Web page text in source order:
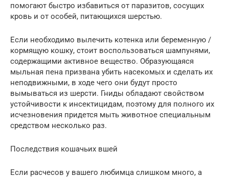
помогают быстро избавиться от паразитов, сосущих
кровь и от особей, питающихся шерстью.
Если необходимо вылечить котенка или беременную /
кормящую кошку, стоит воспользоваться шампунями,
содержащими активное вещество. Образующаяся
мыльная пена призвана убить насекомых и сделать их
неподвижными, в ходе чего они будут просто
вымываться из шерсти. Гниды обладают свойством
устойчивости к инсектицидам, поэтому для полного их
исчезновения придется мыть животное специальным
средством несколько раз.
Последствия кошачьих вшей
Если расчесов у вашего любимца слишком много, а